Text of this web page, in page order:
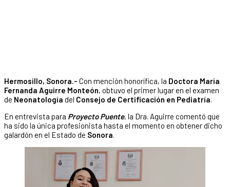
Hermosillo, Sonora.- Con mención honorífica, la Doctora María
Fernanda Aguirre Monteón, obtuvo el primer lugar en el examen
de Neonatología del Consejo de Certificación en Pediatría.
En entrevista para Proyecto Puente, la Dra. Aguirre comentó que
ha sido la única profesionista hasta el momento en obtener dicho
galardón en el Estado de Sonora.